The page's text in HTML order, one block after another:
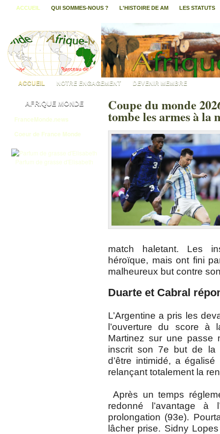
ACCUEIL QUI SOMMES-NOUS ? L'HISTOIRE DE AM LES STATUTS
ACCUEIL NOTRE ENGAGEMENT DEVENIR MEMBRE
AFRIQUE MONDE
FranceMonde.news
Coeur de France Monde
Parfum de grasse d'Elisabeth
Coupe du monde
tombe les armes à la
match haletant. Les
héroïque, mais ont fini
malheureux but contre
Duarte et Cabral
L’Argentine a pris les
l’ouverture du score à
Martinez sur une passe
inscrit son 7e but de la
d’être intimidé, a
relançant totalement la
Après un temps
redonné l’avantage
prolongation (93e).
lâcher prise. Sidny